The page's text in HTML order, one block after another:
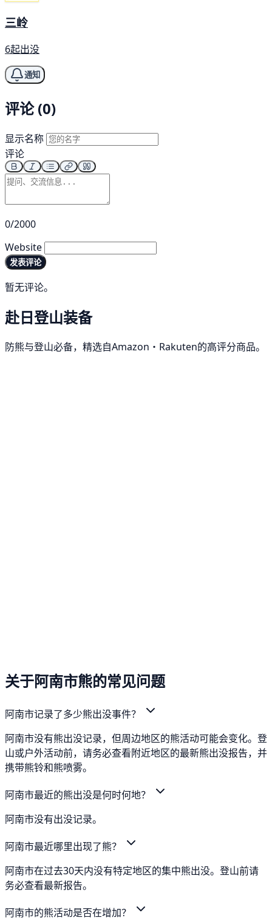
三岭
6起出没
通知
评论 (0)
显示名称
评论
0/2000
Website
发表评论
暂无评论。
赴日登山装备
防熊与登山必备，精选自Amazon・Rakuten的高评分商品。
关于阿南市熊的常见问题
阿南市记录了多少熊出没事件？
阿南市没有熊出没记录，但周边地区的熊活动可能会变化。登
山或户外活动前，请务必查看附近地区的最新熊出没报告，并
携带熊铃和熊喷雾。
阿南市最近的熊出没是何时何地？
阿南市没有出没记录。
阿南市最近哪里出现了熊？
阿南市在过去30天内没有特定地区的集中熊出没。登山前请
务必查看最新报告。
阿南市的熊活动是否在增加？